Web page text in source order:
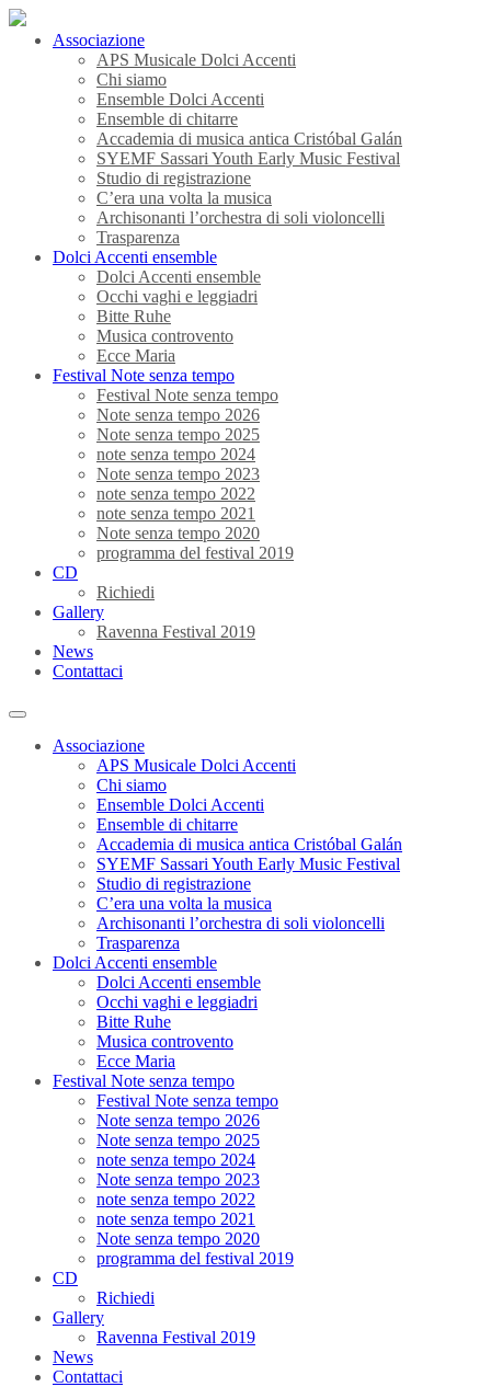
Associazione
APS Musicale Dolci Accenti
Chi siamo
Ensemble Dolci Accenti
Ensemble di chitarre
Accademia di musica antica Cristóbal Galán
SYEMF Sassari Youth Early Music Festival
Studio di registrazione
C’era una volta la musica
Archisonanti l’orchestra di soli violoncelli
Trasparenza
Dolci Accenti ensemble
Dolci Accenti ensemble
Occhi vaghi e leggiadri
Bitte Ruhe
Musica controvento
Ecce Maria
Festival Note senza tempo
Festival Note senza tempo
Note senza tempo 2026
Note senza tempo 2025
note senza tempo 2024
Note senza tempo 2023
note senza tempo 2022
note senza tempo 2021
Note senza tempo 2020
programma del festival 2019
CD
Richiedi
Gallery
Ravenna Festival 2019
News
Contattaci
Associazione
APS Musicale Dolci Accenti
Chi siamo
Ensemble Dolci Accenti
Ensemble di chitarre
Accademia di musica antica Cristóbal Galán
SYEMF Sassari Youth Early Music Festival
Studio di registrazione
C’era una volta la musica
Archisonanti l’orchestra di soli violoncelli
Trasparenza
Dolci Accenti ensemble
Dolci Accenti ensemble
Occhi vaghi e leggiadri
Bitte Ruhe
Musica controvento
Ecce Maria
Festival Note senza tempo
Festival Note senza tempo
Note senza tempo 2026
Note senza tempo 2025
note senza tempo 2024
Note senza tempo 2023
note senza tempo 2022
note senza tempo 2021
Note senza tempo 2020
programma del festival 2019
CD
Richiedi
Gallery
Ravenna Festival 2019
News
Contattaci